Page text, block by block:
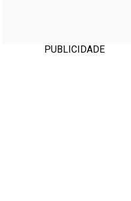
PUBLICIDADE